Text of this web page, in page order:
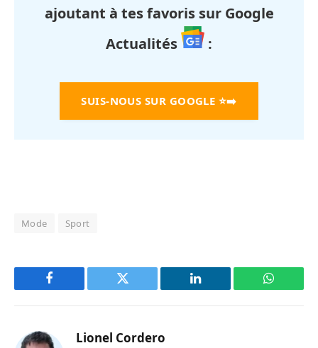
ajoutant à tes favoris sur Google
Actualités
:
SUIS-NOUS SUR GOOGLE ⭐➡️
Mode Sport
Facebook Twitter LinkedIn
Lionel Cordero